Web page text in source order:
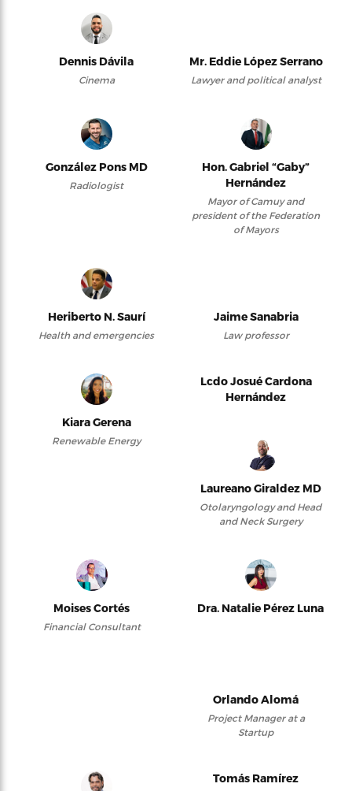
Dennis Dávila
Cinema
Mr. Eddie López Serrano
Lawyer and political analyst
González Pons MD
Radiologist
Hon. Gabriel “Gaby”
Hernández
Mayor of Camuy and
president of the Federation
of Mayors
Heriberto N. Saurí
Health and emergencies
Jaime Sanabria
Law professor
Kiara Gerena
Renewable Energy
Lcdo Josué Cardona
Hernández
Laureano Giraldez MD
Otolaryngology and Head
and Neck Surgery
Moises Cortés
Financial Consultant
Dra. Natalie Pérez Luna
Orlando Alomá
Project Manager at a
Startup
Tomás Ramírez